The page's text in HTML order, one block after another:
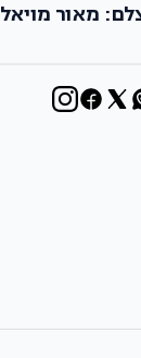
מאור מויאל